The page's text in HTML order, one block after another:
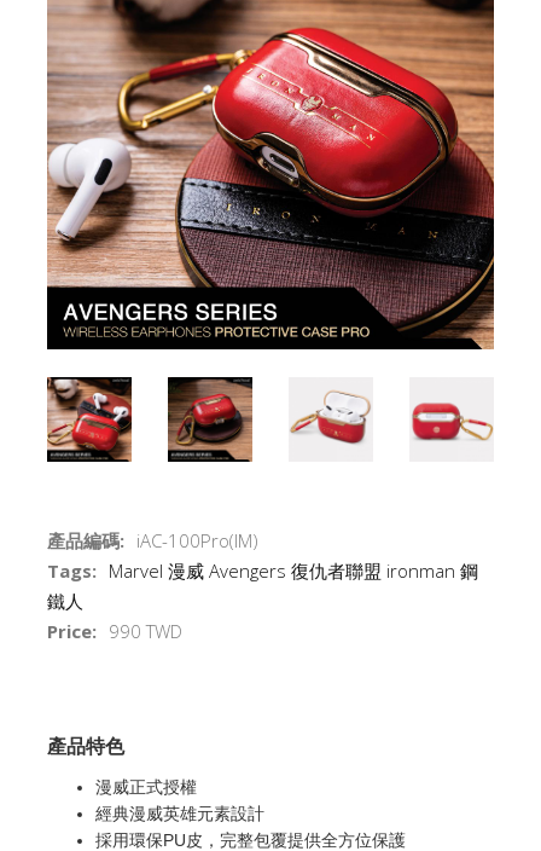
產品編碼: iAC-100Pro(IM)
Tags: Marvel 漫威 Avengers 復仇者聯盟 ironman 鋼
鐵人
Price: 990 TWD
產品特色
漫威正式授權
經典漫威英雄元素設計
採用環保PU皮，完整包覆提供全方位保護